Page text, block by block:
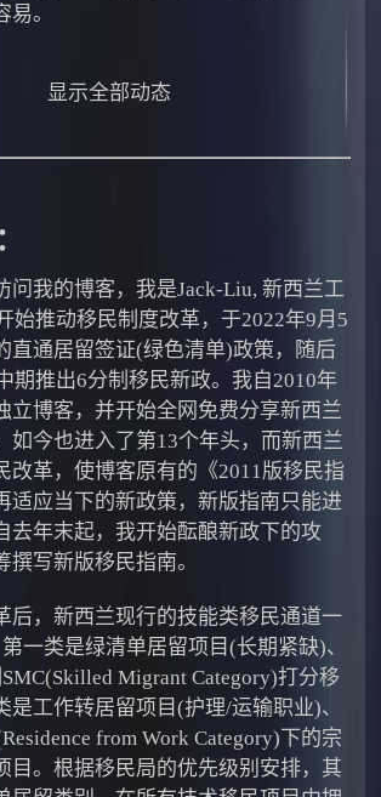
。
显示全部动态
问我的博客，我是Jack-Liu, 新西兰工
始推动移民制度改革，于2022年9月5
直通居留签证(绿色清单)政策，随后
期推出6分制移民新政。我自2010年
立博客，并开始全网免费分享新西兰
如今也进入了第13个年头，而新西兰
改革，使博客原有的《2011版移民指
适应当下的新政策，新版指南只能进
去年末起，我开始酝酿新政下的攻
撰写新版移民指南。
后，新西兰现行的技能类移民通道一
一类是绿清单居留项目(长期紧缺)、
Migrant Category)打分移
是工作转居留项目(护理/运输职业)、
from Work Category)下的宗
目。根据移民局的优先级别安排，其